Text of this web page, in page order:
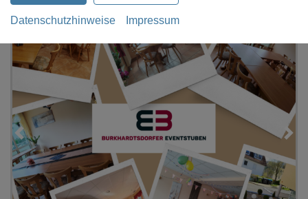
Datenschutzhinweise Impressum
Burkhardtsdorf
Loading...